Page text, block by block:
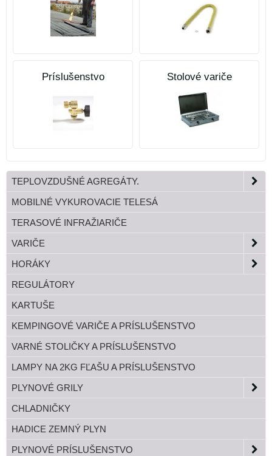
Príslušenstvo Stolové variče
TEPLOVZDUŠNÉ AGREGÁTY.
MOBILNÉ VYKUROVACIE TELESÁ
TERASOVÉ INFRAŽIARIČE
VARIČE
HORÁKY
REGULÁTORY
KARTUŠE
KEMPINGOVÉ VARIČE A PRÍSLUŠENSTVO
VARNÉ STOLIČKY A PRÍSLUŠENSTVO
LAMPY NA 2KG FĽAŠU A PRÍSLUŠENSTVO
PLYNOVÉ GRILY
CHLADNIČKY
HADICE ZEMNÝ PLYN
PLYNOVÉ PRÍSLUŠENSTVO